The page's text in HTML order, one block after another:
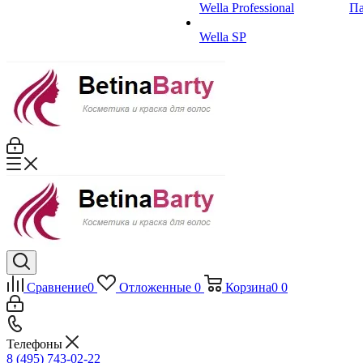
Wella Professional
Wella SP
Сравнение0 Отложенные 0 Корзина0 0
Телефоны
8 (495) 743-02-22